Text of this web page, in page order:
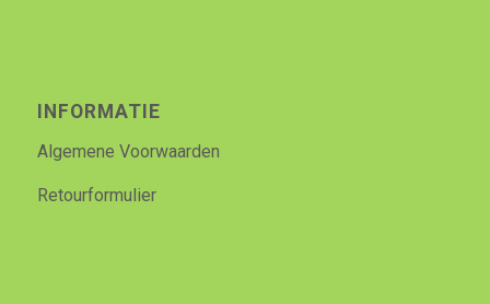
INFORMATIE
Algemene Voorwaarden
Retourformulier